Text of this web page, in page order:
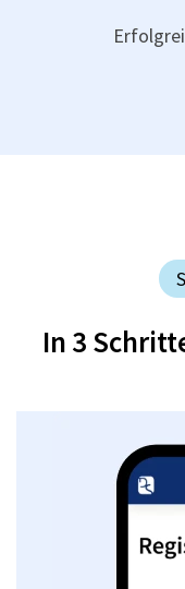
In 3